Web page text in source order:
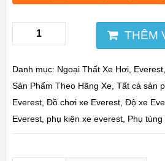
THÊM
Danh mục: Ngoại Thất Xe Hơi, Everest,
Sản Phẩm Theo Hãng Xe, Tất cả sản
Everest, Đồ chơi xe Everest, Độ xe
Everest, phụ kiện xe everest, Phụ